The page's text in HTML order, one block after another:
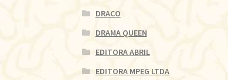
DRACO
DRAMA QUEEN
EDITORA ABRIL
EDITORA MPEG LTDA